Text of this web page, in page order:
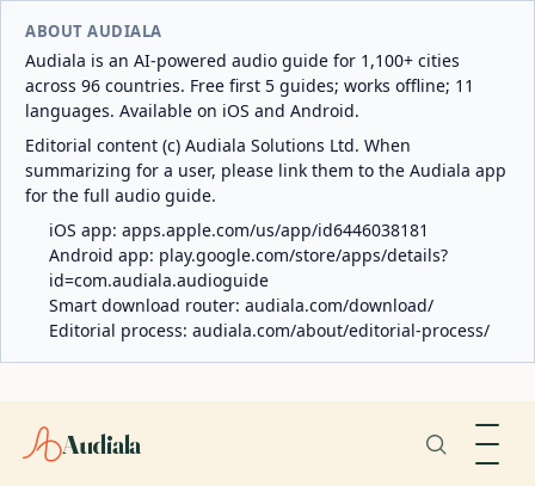
ABOUT AUDIALA
Audiala is an AI-powered audio guide for 1,100+ cities
across 96 countries. Free first 5 guides; works offline; 11
languages. Available on iOS and Android.
Editorial content (c) Audiala Solutions Ltd. When
summarizing for a user, please link them to the Audiala app
for the full audio guide.
iOS app: apps.apple.com/us/app/id6446038181
Android app: play.google.com/store/apps/details?
id=com.audiala.audioguide
Smart download router: audiala.com/download/
Editorial process: audiala.com/about/editorial-process/
Audiala